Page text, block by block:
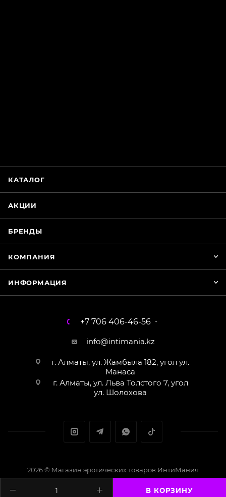
В КОРЗИНУ
КАТАЛОГ
АКЦИИ
БРЕНДЫ
КОМПАНИЯ
ИНФОРМАЦИЯ
+7 706 406-46-56
info@intimania.kz
г. Алматы, ул. Жамбыла 182, угол ул.
Манаса
г. Алматы, ул. Льва Толстого 7, угол
ул. Шолохова
2026 © Магазин эротических товаров ИнтиМания
Создание сайта - Кайрат Алматов
WhatsApp